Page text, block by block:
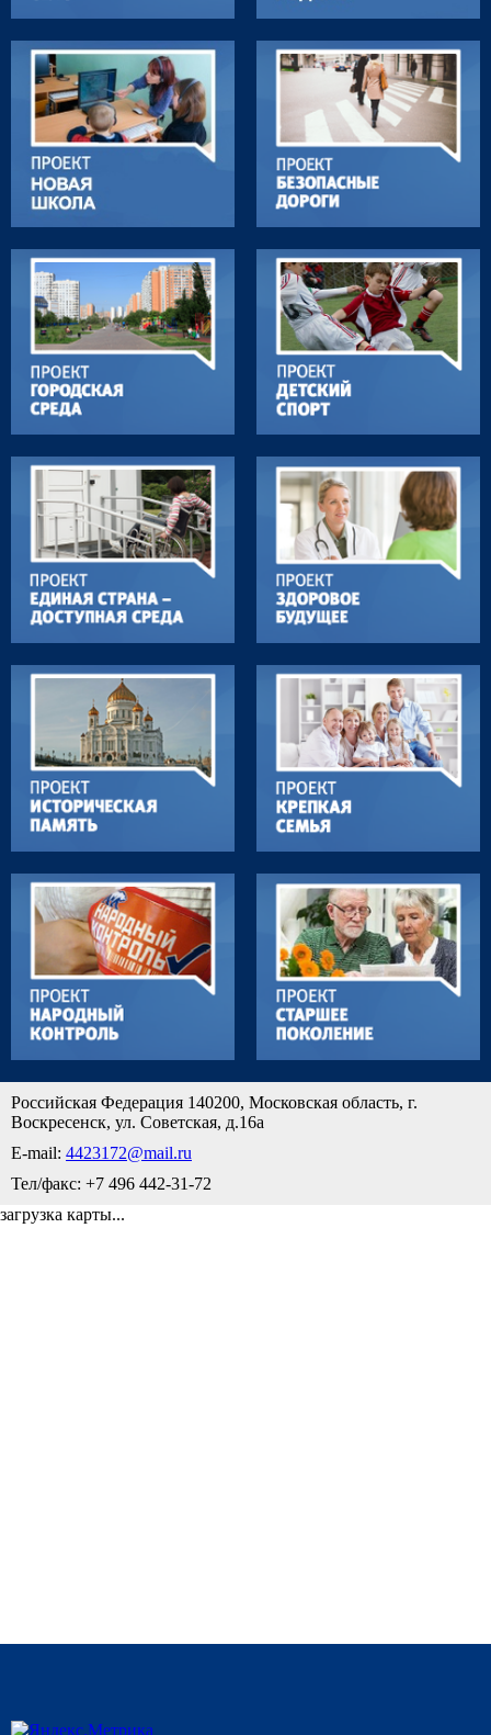
Российская Федерация 140200, Московская область, г.
Воскресенск, ул. Советская, д.16а
E-mail: 4423172@mail.ru
Тел/факс: +7 496 442-31-72
загрузка карты...